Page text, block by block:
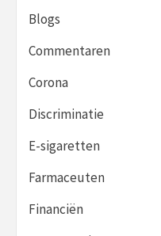
Blogs
Commentaren
Corona
Discriminatie
E-sigaretten
Farmaceuten
Financiën